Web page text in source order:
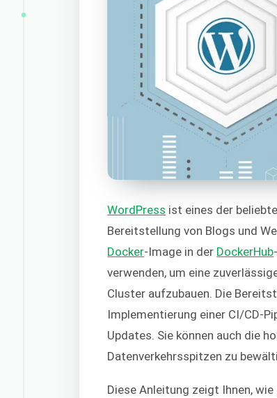
WordPress ist eines der
Bereitstellung von Blogs und
Docker-Image in der DockerHub
verwenden, um eine
Cluster aufzubauen. Die
Implementierung einer CI/CD-
Updates. Sie können auch die
Datenverkehrsspitzen zu
Diese Anleitung zeigt Ihnen,